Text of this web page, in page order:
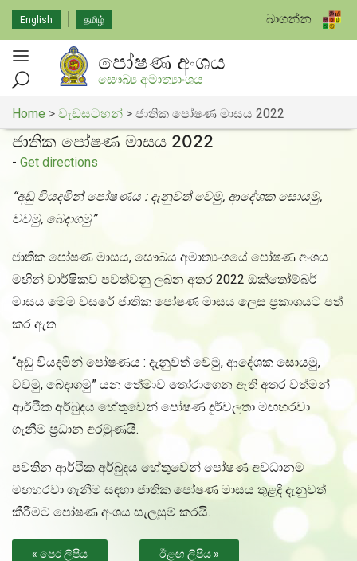
English தமிழ் බාගන්න
පෝෂණ අංශය
සෞඛ්‍ය අමාත්‍යාංශය
Home > වැඩසටහන් > ජාතික පෝෂණ මාසය 2022
ජාතික පෝෂණ මාසය 2022
- Get directions
“අඩු වියදමින් පෝෂණය : දැනුවත් වෙමු, ආදේශක සොයමු,
වවමු, බෙදාගමු”
ජාතික පෝෂණ මාසය, සෞඛ‍ය අමාත්‍යංශයේ පෝෂණ අංශ‍ය
මඟින් වාර්ෂිකව පවත්වනු ලබන අතර 2022 ඔක්තෝම්බර්
මාසය මෙම වසරේ ජාතික පෝෂණ මාසය ලෙස ප්‍රකාශයට පත්
කර ඇත.
“අඩු වියදමින් පෝෂණය : දැනුවත් වෙමු, ආදේශක සොයමු,
වවමු, බෙදාගමු” යන තේමාව තෝරාගෙන ඇති අතර වත්මන්
ආර්ථික අර්බුදය හේතුවෙන් පෝෂණ දුර්වලතා මඟහරවා
ගැනීම ප්‍රධාන අරමුණයි.
පවතින ආර්ථික අර්බුදය හේතුවෙන් පෝෂණ අවධානම
මඟහරවා ගැනීම සඳහා ජාතික පෝෂණ මාසය තුළදී දැනුවත්
කීරීමට පෝෂණ අංශ‍ය සැලසුම් කරයි.
« පෙර ලිපිය ඊළඟ ලිපිය »